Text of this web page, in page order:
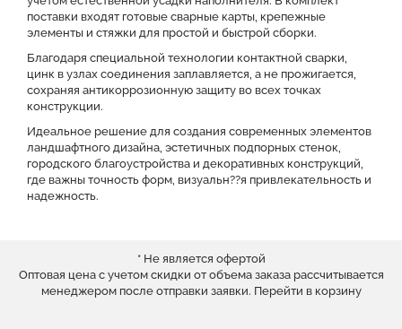
поставки входят готовые сварные карты, крепежные
элементы и стяжки для простой и быстрой сборки.
Благодаря специальной технологии контактной сварки,
цинк в узлах соединения заплавляется, а не прожигается,
сохраняя антикоррозионную защиту во всех точках
конструкции.
Идеальное решение для создания современных элементов
ландшафтного дизайна, эстетичных подпорных стенок,
городского благоустройства и декоративных конструкций,
где важны точность форм, визуальн??я привлекательность и
надежность.
* Не является офертой
Оптовая цена с учетом скидки от объема заказа рассчитывается
менеджером после отправки заявки. Перейти в корзину